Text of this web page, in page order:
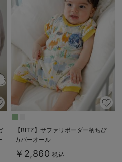
【BITZ】サファリボーダー柄ちび
カバーオール
￥2,860 税込